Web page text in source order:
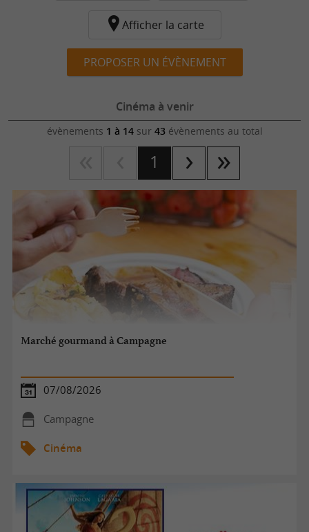
Afficher la carte
PROPOSER UN ÉVÈNEMENT
Cinéma à venir
évènements 1 à 14sur 43évènements au total
1
Marché gourmand à Campagne
07/08/2026
Campagne
Cinéma